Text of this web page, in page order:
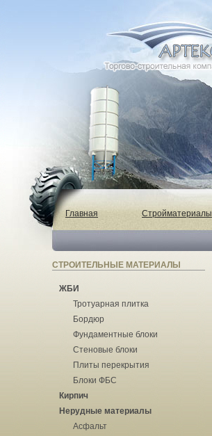
Главная Стройматериалы
СТРОИТЕЛЬНЫЕ МАТЕРИАЛЫ
ЖБИ
Тротуарная плитка
Бордюр
Фундаментные блоки
Стеновые блоки
Плиты перекрытия
Блоки ФБС
Кирпич
Нерудные материалы
Асфальт